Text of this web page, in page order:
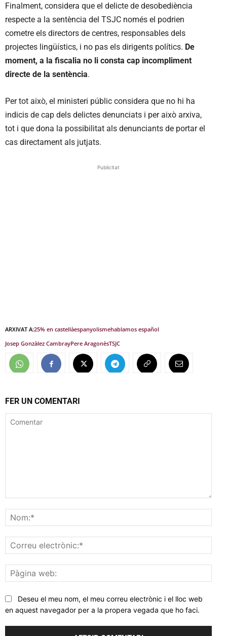
Finalment, considera que el delicte de desobediència
respecte a la sentència del TSJC només el podrien
cometre els directors de centres, responsables dels
projectes lingüístics, i no pas els dirigents polítics. De
moment, a la fiscalia no li consta cap incompliment
directe de la sentència.
Per tot això, el ministeri públic considera que no hi ha
indicis de cap dels delictes denunciats i per això arxiva,
tot i que dona la possibilitat als denunciants de portar el
cas directament als jutjats.
Publicitat
ARXIVAT A:25% en castellàespanyolismehablamos español
Josep Gonzàlez CambrayPere AragonèsTSJC
FER UN COMENTARI
web:
Deseu el meu nom, el meu correu electrònic i el lloc web
en aquest navegador per a la propera vegada que ho faci.